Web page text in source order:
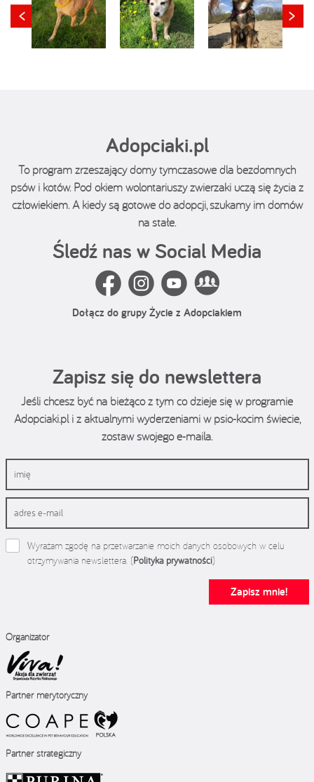
Adopciaki.pl
To program zrzeszający domy tymczasowe dla bezdomnych
psów i kotów. Pod okiem wolontariuszy zwierzaki uczą się życia z
człowiekiem. A kiedy są gotowe do adopcji, szukamy im domów
na stałe.
Śledź nas w Social Media
Dołącz do grupy Życie z Adopciakiem
Zapisz się do newslettera
Jeśli chcesz być na bieżąco z tym co dzieje się w programie
Adopciaki.pl i z aktualnymi wyderzeniami w psio-kocim świecie,
zostaw swojego e-maila.
Wyrażam zgodę na przetwarzanie moich danych osobowych w celu
otrzymywania newslettera. (Polityka prywatności)
Zapisz mnie!
Organizator
Partner merytoryczny
Partner strategiczny